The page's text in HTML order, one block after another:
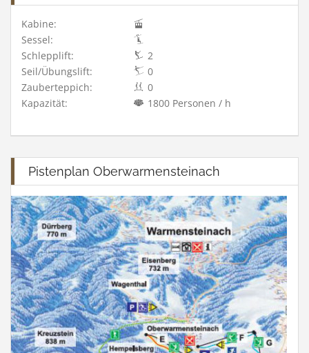
Kabine:
Sessel:
Schlepplift:
2
Seil/Übungslift:
0
Zauberteppich:
0
Kapazität:
1800 Personen / h
Pistenplan Oberwarmensteinach